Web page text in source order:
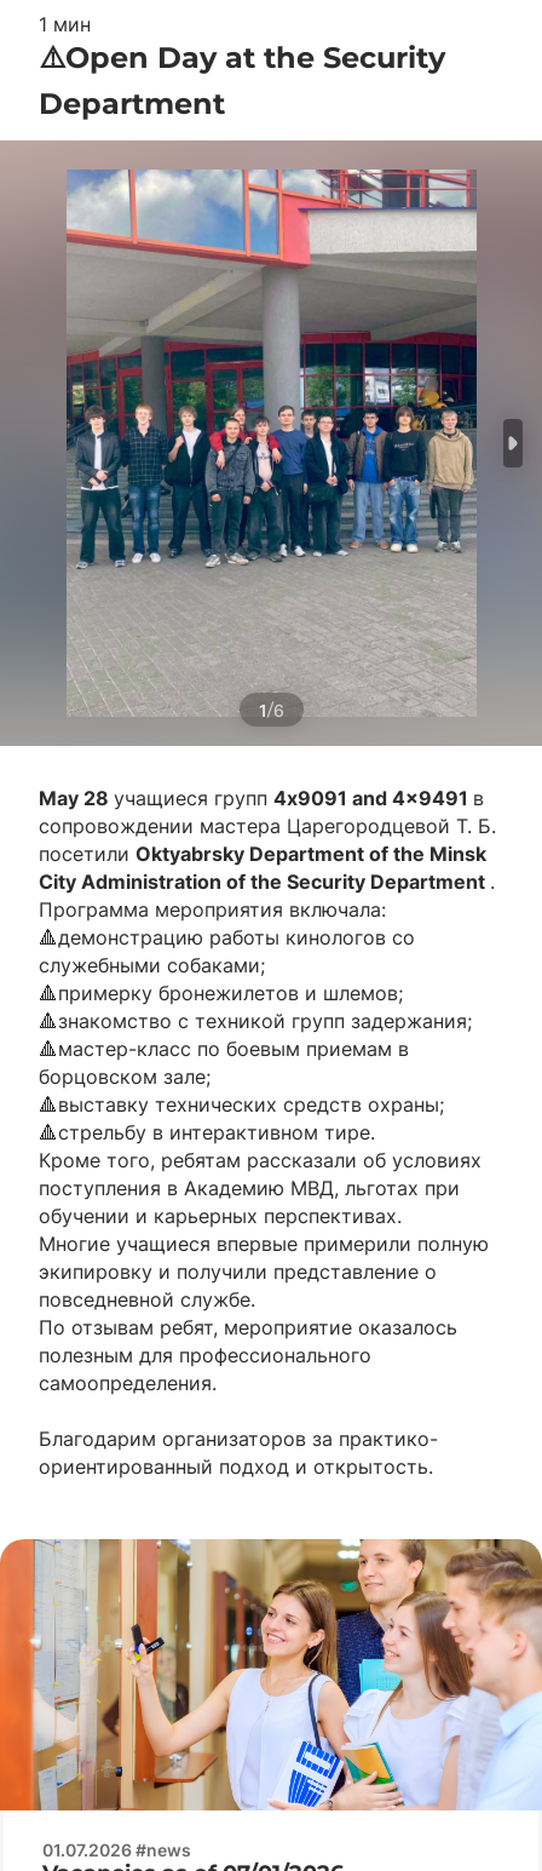
1 мин
⚠️Open Day at the Security
Department
1/6
May 28 учащиеся групп 4x9091 and 4x9491 в
сопровождении мастера Царегородцевой Т. Б.
посетили Oktyabrsky Department of the Minsk
City Administration of the Security Department .
Программа мероприятия включала:
🔺демонстрацию работы кинологов со
служебными собаками;
🔺примерку бронежилетов и шлемов;
🔺знакомство с техникой групп задержания;
🔺мастер-класс по боевым приемам в
борцовском зале;
🔺выставку технических средств охраны;
🔺стрельбу в интерактивном тире.
Кроме того, ребятам рассказали об условиях
поступления в Академию МВД, льготах при
обучении и карьерных перспективах.
Многие учащиеся впервые примерили полную
экипировку и получили представление о
повседневной службе.
По отзывам ребят, мероприятие оказалось
полезным для профессионального
самоопределения.
Благодарим организаторов за практико-
ориентированный подход и открытость.
01.07.2026 #news